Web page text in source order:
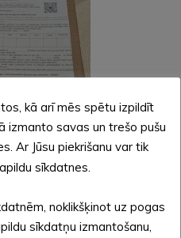
kā arī mēs spētu izpildīt
izmanto savas un trešo pušu
Ar Jūsu piekrišanu var tik
sīkdatnes.
noklikšķinot uz pogas
sīkdatņu izmantošanu,